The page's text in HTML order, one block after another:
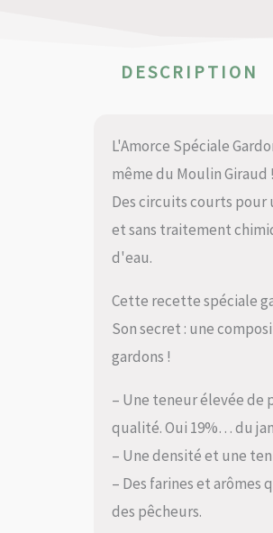
DESCRIPTION
L'Amorce Spéciale
même du Moulin Giraud !
Des circuits courts pour
et sans traitement
d'eau.
Cette recette spéciale
Son secret : une
gardons !
– Une teneur élevée de
qualité. Oui 19%… du
– Une densité et une
– Des farines et
des pêcheurs.